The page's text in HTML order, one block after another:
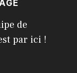
de
par ici !